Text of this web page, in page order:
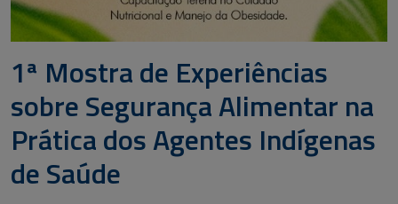
1ª Mostra de Experiências
sobre Segurança Alimentar na
Prática dos Agentes Indígenas
de Saúde